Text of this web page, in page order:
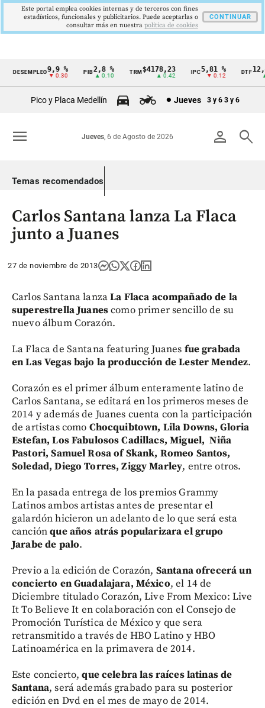
Cintillo
Colombia
DESEMPLEO 9,9 %
▼ 0.30
PIB2,8 %
▲ 0.10
TRM$4178,23
▲ 0.42
IPC5,81 %
▼ 0.12
DTF
▲
Pico y Placa Medellín Jueves 3 y 6 3 y 6
person search
Jueves, 6 de Agosto de 2026
menu
Temas recomendados
Carlos Santana lanza La Flaca
junto a Juanes
27 de noviembre de 2013
Carlos Santana lanzaLa Flaca acompañado de la
superestrella Juanescomo primer sencillo de su
nuevo álbum Corazón.
La Flaca de Santana featuring Juanes fue grabada
en Las Vegas bajo la producción de Lester Mendez.
Corazón es el primer álbum enteramente latino de
Carlos Santana, se editará en los primeros meses de
2014 y además de Juanes cuenta con la participación
de artistas como Chocquibtown, Lila Downs, Gloria
Estefan, Los Fabulosos Cadillacs, Miguel, Niña
Pastori, Samuel Rosa of Skank, Romeo Santos,
Soledad, Diego Torres, Ziggy Marley, entre otros.
En la pasada entrega de los premios Grammy
Latinos ambos artistas antes de presentar el
galardón hicieron un adelanto de lo que será esta
canciónque años atrás popularizara el grupo
Jarabe de palo.
Previo a la edición de Corazón, Santana ofrecerá un
concierto en Guadalajara, México, el 14 de
Diciembre titulado Corazón, Live From Mexico: Live
It To Believe It en colaboración con el Consejo de
Promoción Turística de México y que sera
retransmitido a través de HBO Latino y HBO
Latinoamérica en la primavera de 2014.
Este concierto,que celebra las raíces latinas de
Santana, será además grabado para su posterior
edición en Dvd en el mes de mayo de 2014.
Este portal emplea cookies internas y de terceros con fines
estadísticos, funcionales y publicitarios. Puede aceptarlas o
consultar más en nuestra politica de cookies
CONTINUAR